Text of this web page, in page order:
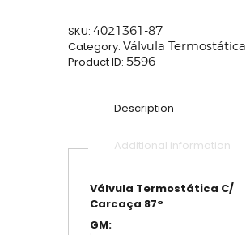
SKU: 4021361-87
Category: Válvula Termostática
Product ID: 5596
Description
Additional information
Válvula Termostática C/
Carcaça 87°
GM: